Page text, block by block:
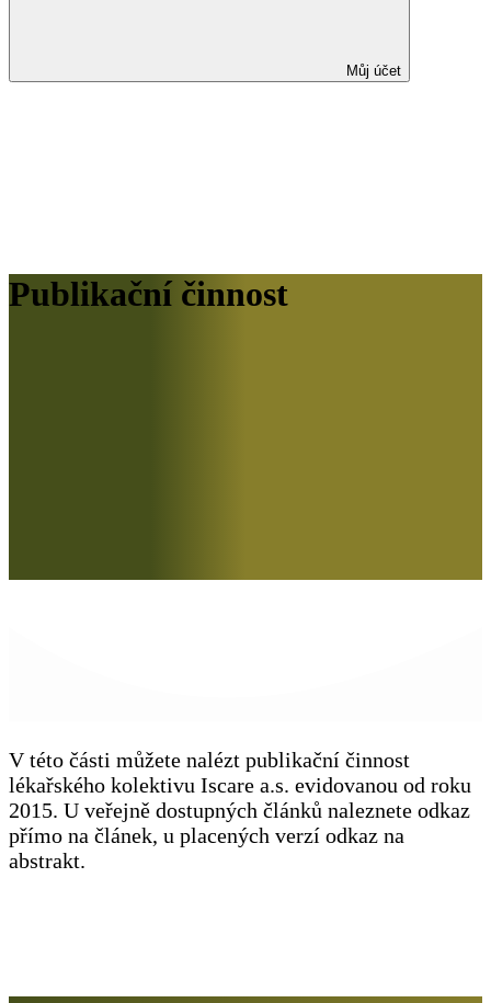
Můj účet
Publikační činnost
V této části můžete nalézt publikační činnost
lékařského kolektivu Iscare a.s. evidovanou od roku
2015. U veřejně dostupných článků naleznete odkaz
přímo na článek, u placených verzí odkaz na
abstrakt.